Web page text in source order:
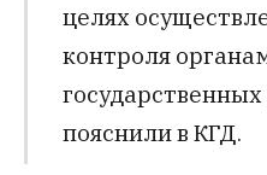
целях
контроля
пояснили в КГД.